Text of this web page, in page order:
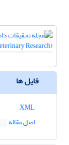
فایل ها
اصل مقاله